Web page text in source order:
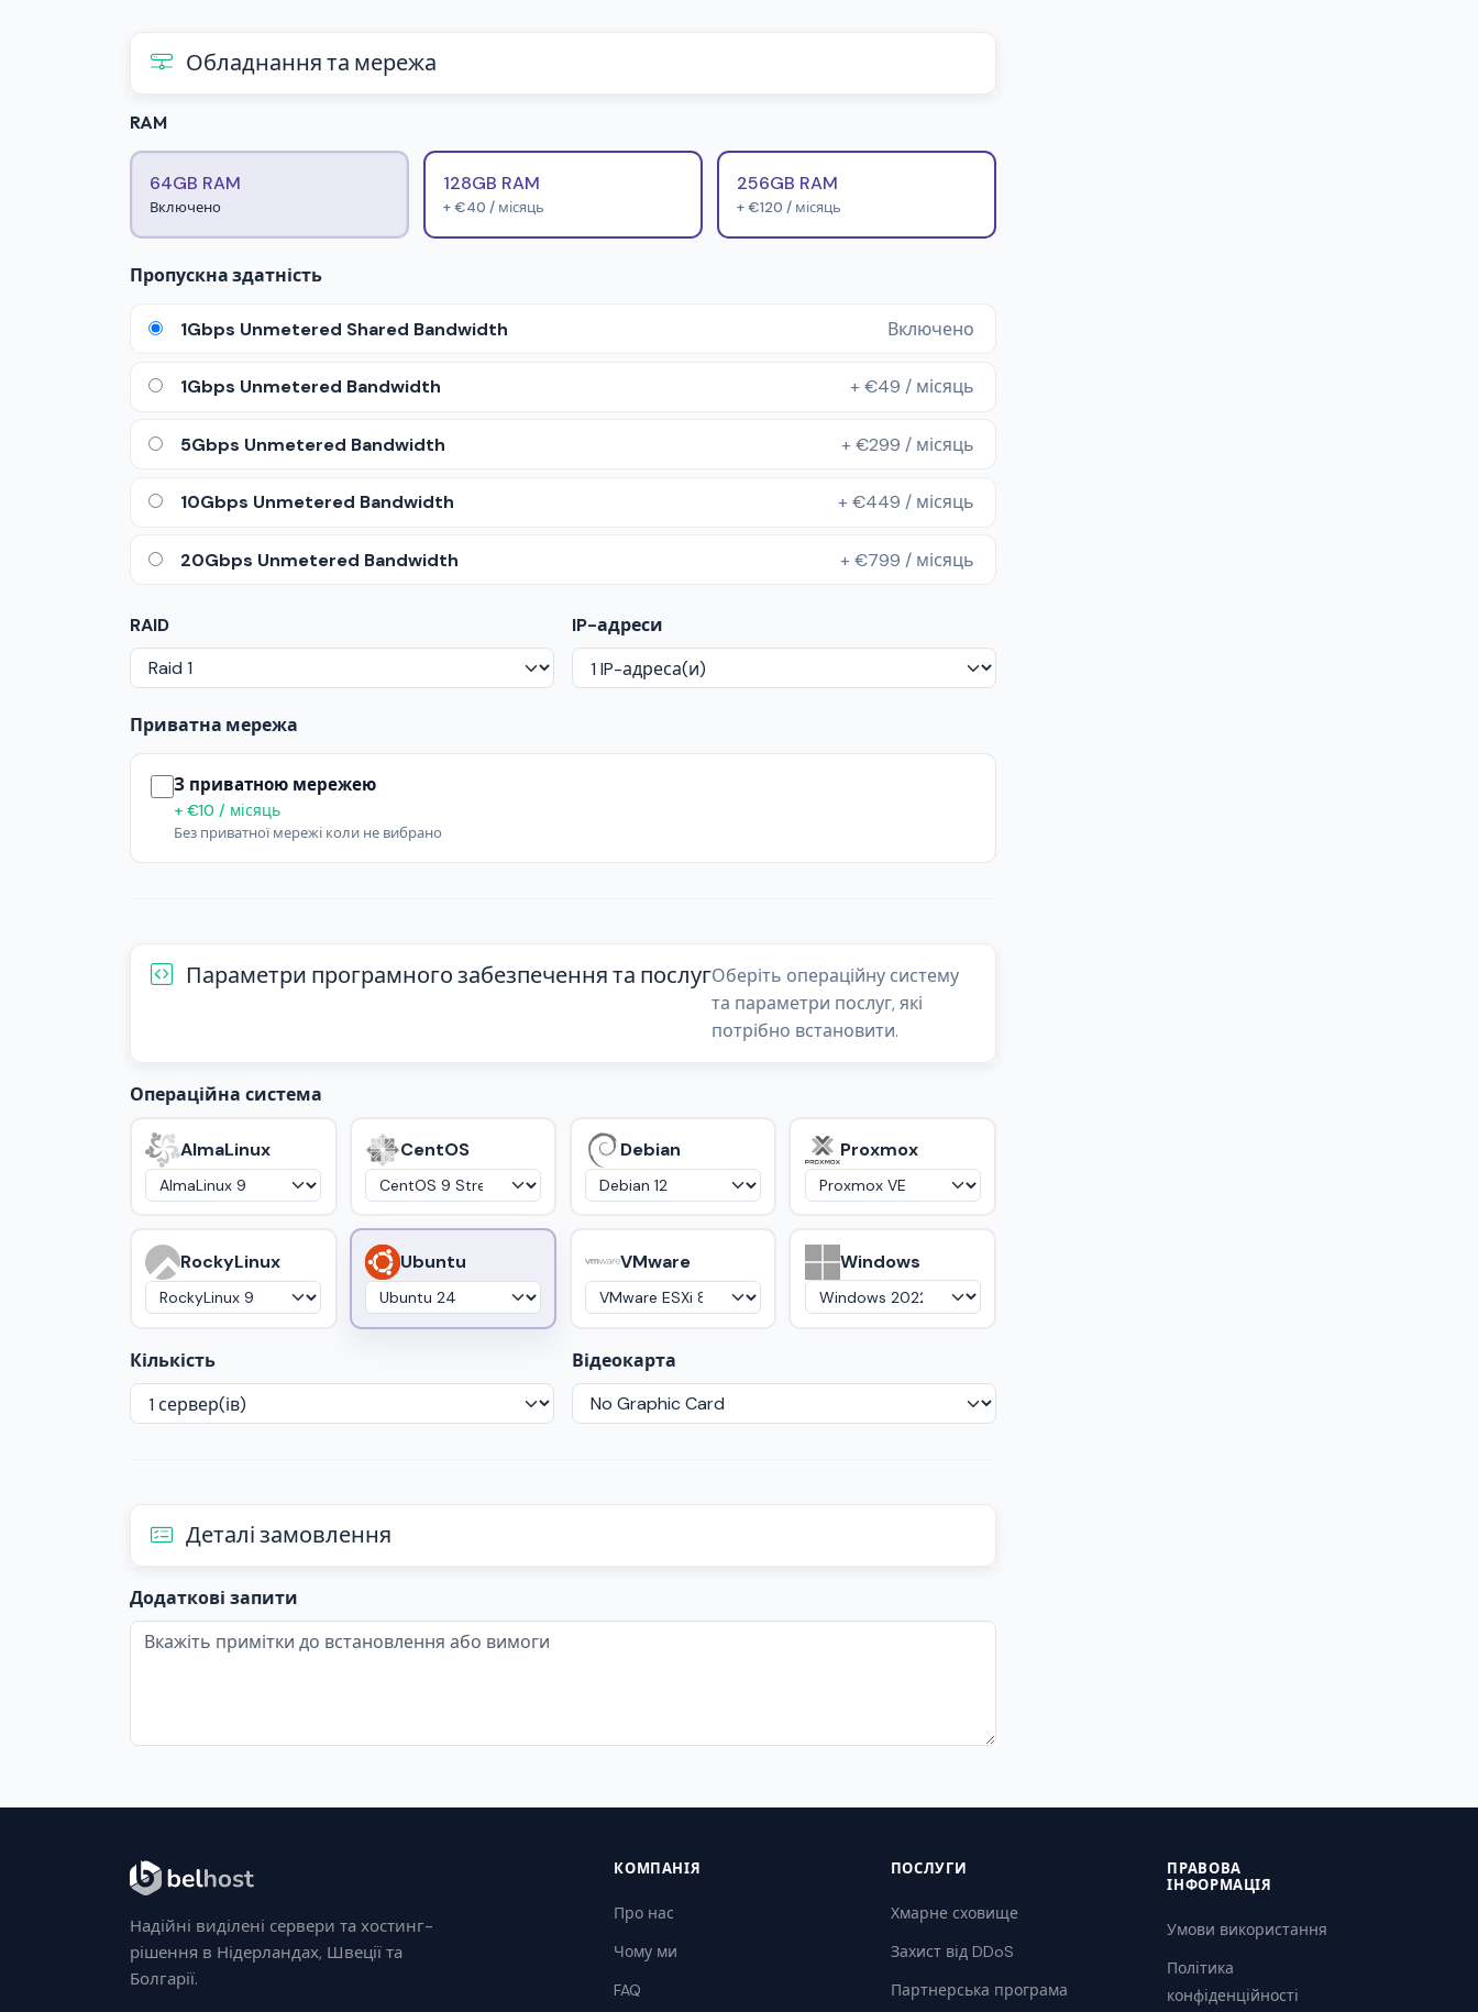
Обладнання та мережа
RAM
64GB RAM
Включено
128GB RAM
+ €40 / місяць
256GB RAM
+ €120 / місяць
Пропускна здатність
1Gbps Unmetered Shared Bandwidth Включено
1Gbps Unmetered Bandwidth + €49 / місяць
5Gbps Unmetered Bandwidth + €299 / місяць
10Gbps Unmetered Bandwidth + €449 / місяць
20Gbps Unmetered Bandwidth + €799 / місяць
RAID IP-адреси
Приватна мережа
З приватною мережею
+ €10 / місяць
Без приватної мережі коли не вибрано
Параметри програмного забезпечення та послугОберіть операційну систему
та параметри послуг, які
потрібно встановити.
Операційна система
AlmaLinux CentOS Debian Proxmox
RockyLinux Ubuntu VMware Windows
Кількість Відеокарта
Деталі замовлення
Додаткові запити
Надійні виділені сервери та хостинг-
рішення в Нідерландах, Швеції та
Болгарії.
КОМПАНІЯ
Про нас
Чому ми
FAQ
ПОСЛУГИ
Хмарне сховище
Захист від DDoS
Партнерська програма
ПРАВОВА
ІНФОРМАЦІЯ
Умови використання
Політика
конфіденційності